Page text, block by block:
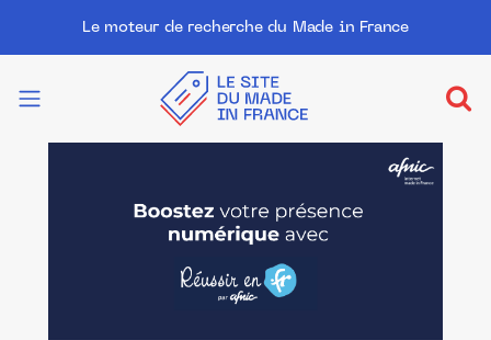
Le moteur de recherche du Made in France